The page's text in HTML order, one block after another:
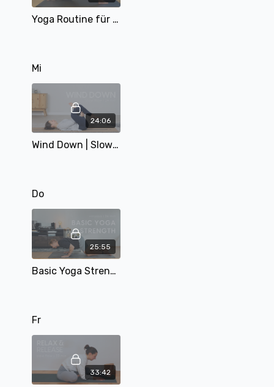
Yoga Routine für den Rücken | 15 min | mit Matthäa
Mi
24:06
Wind Down | Slow Flow | 24 min | mit Alina
Do
25:55
Basic Yoga Strength | Vinyasa | 25 min | mit Tobi
Fr
33:42